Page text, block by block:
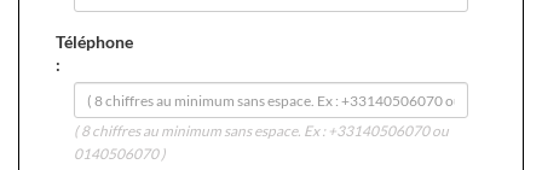
Téléphone
:
( 8 chiffres au minimum sans espace. Ex : +33140506070 ou
0140506070 )